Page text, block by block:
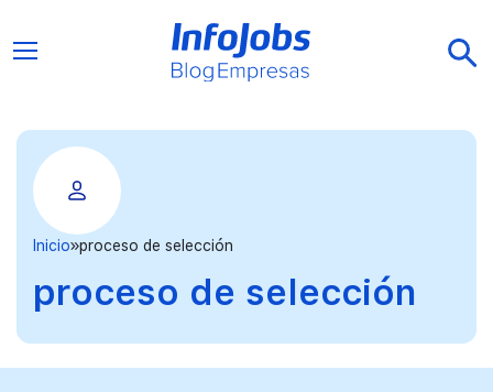
Inicio proceso de selección
proceso de selección